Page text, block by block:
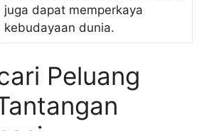
juga dapat memperkaya
kebudayaan dunia.
Peluang